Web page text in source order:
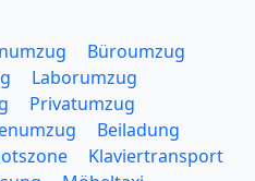
Büroumzug
Laborumzug
Privatumzug
Beiladung
Klaviertransport